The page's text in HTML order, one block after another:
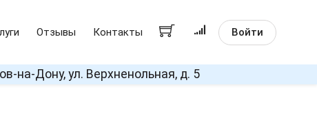
Отзывы Контакты Войти
на-Дону, ул. Верхненольная, д. 5